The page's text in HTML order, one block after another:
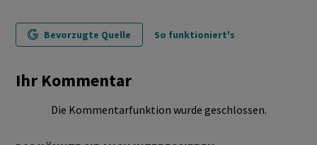
Bevorzugte Quelle So funktioniert's
Ihr Kommentar
Die Kommentarfunktion wurde geschlossen.